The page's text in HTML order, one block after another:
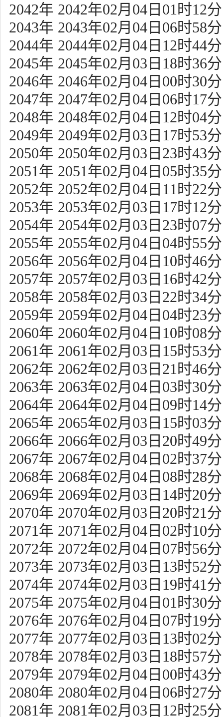
2042年 2042年02月04日01时12分
2043年 2043年02月04日06时58分
2044年 2044年02月04日12时44分
2045年 2045年02月03日18时36分
2046年 2046年02月04日00时30分
2047年 2047年02月04日06时17分
2048年 2048年02月04日12时04分
2049年 2049年02月03日17时53分
2050年 2050年02月03日23时43分
2051年 2051年02月04日05时35分
2052年 2052年02月04日11时22分
2053年 2053年02月03日17时12分
2054年 2054年02月03日23时07分
2055年 2055年02月04日04时55分
2056年 2056年02月04日10时46分
2057年 2057年02月03日16时42分
2058年 2058年02月03日22时34分
2059年 2059年02月04日04时23分
2060年 2060年02月04日10时08分
2061年 2061年02月03日15时53分
2062年 2062年02月03日21时46分
2063年 2063年02月04日03时30分
2064年 2064年02月04日09时14分
2065年 2065年02月03日15时03分
2066年 2066年02月03日20时49分
2067年 2067年02月04日02时37分
2068年 2068年02月04日08时28分
2069年 2069年02月03日14时20分
2070年 2070年02月03日20时21分
2071年 2071年02月04日02时10分
2072年 2072年02月04日07时56分
2073年 2073年02月03日13时52分
2074年 2074年02月03日19时41分
2075年 2075年02月04日01时30分
2076年 2076年02月04日07时19分
2077年 2077年02月03日13时02分
2078年 2078年02月03日18时57分
2079年 2079年02月04日00时43分
2080年 2080年02月04日06时27分
2081年 2081年02月03日12时25分